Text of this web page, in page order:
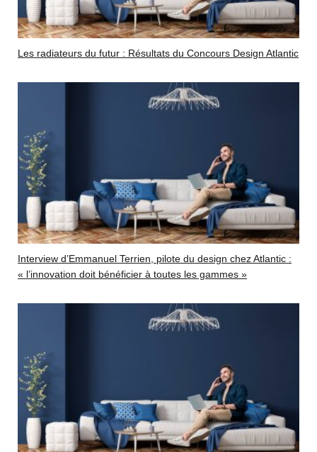
Les radiateurs du futur : Résultats du Concours Design Atlantic
Interview d’Emmanuel Terrien, pilote du design chez Atlantic :
« l’innovation doit bénéficier à toutes les gammes »